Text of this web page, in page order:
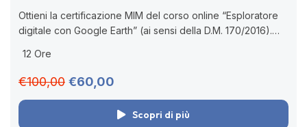
Ottieni la certificazione MIM del corso online “Esploratore
digitale con Google Earth” (ai sensi della D.M. 170/2016).
Corso online asincrono...
12 Ore
€100,00 €60,00
Scopri di più